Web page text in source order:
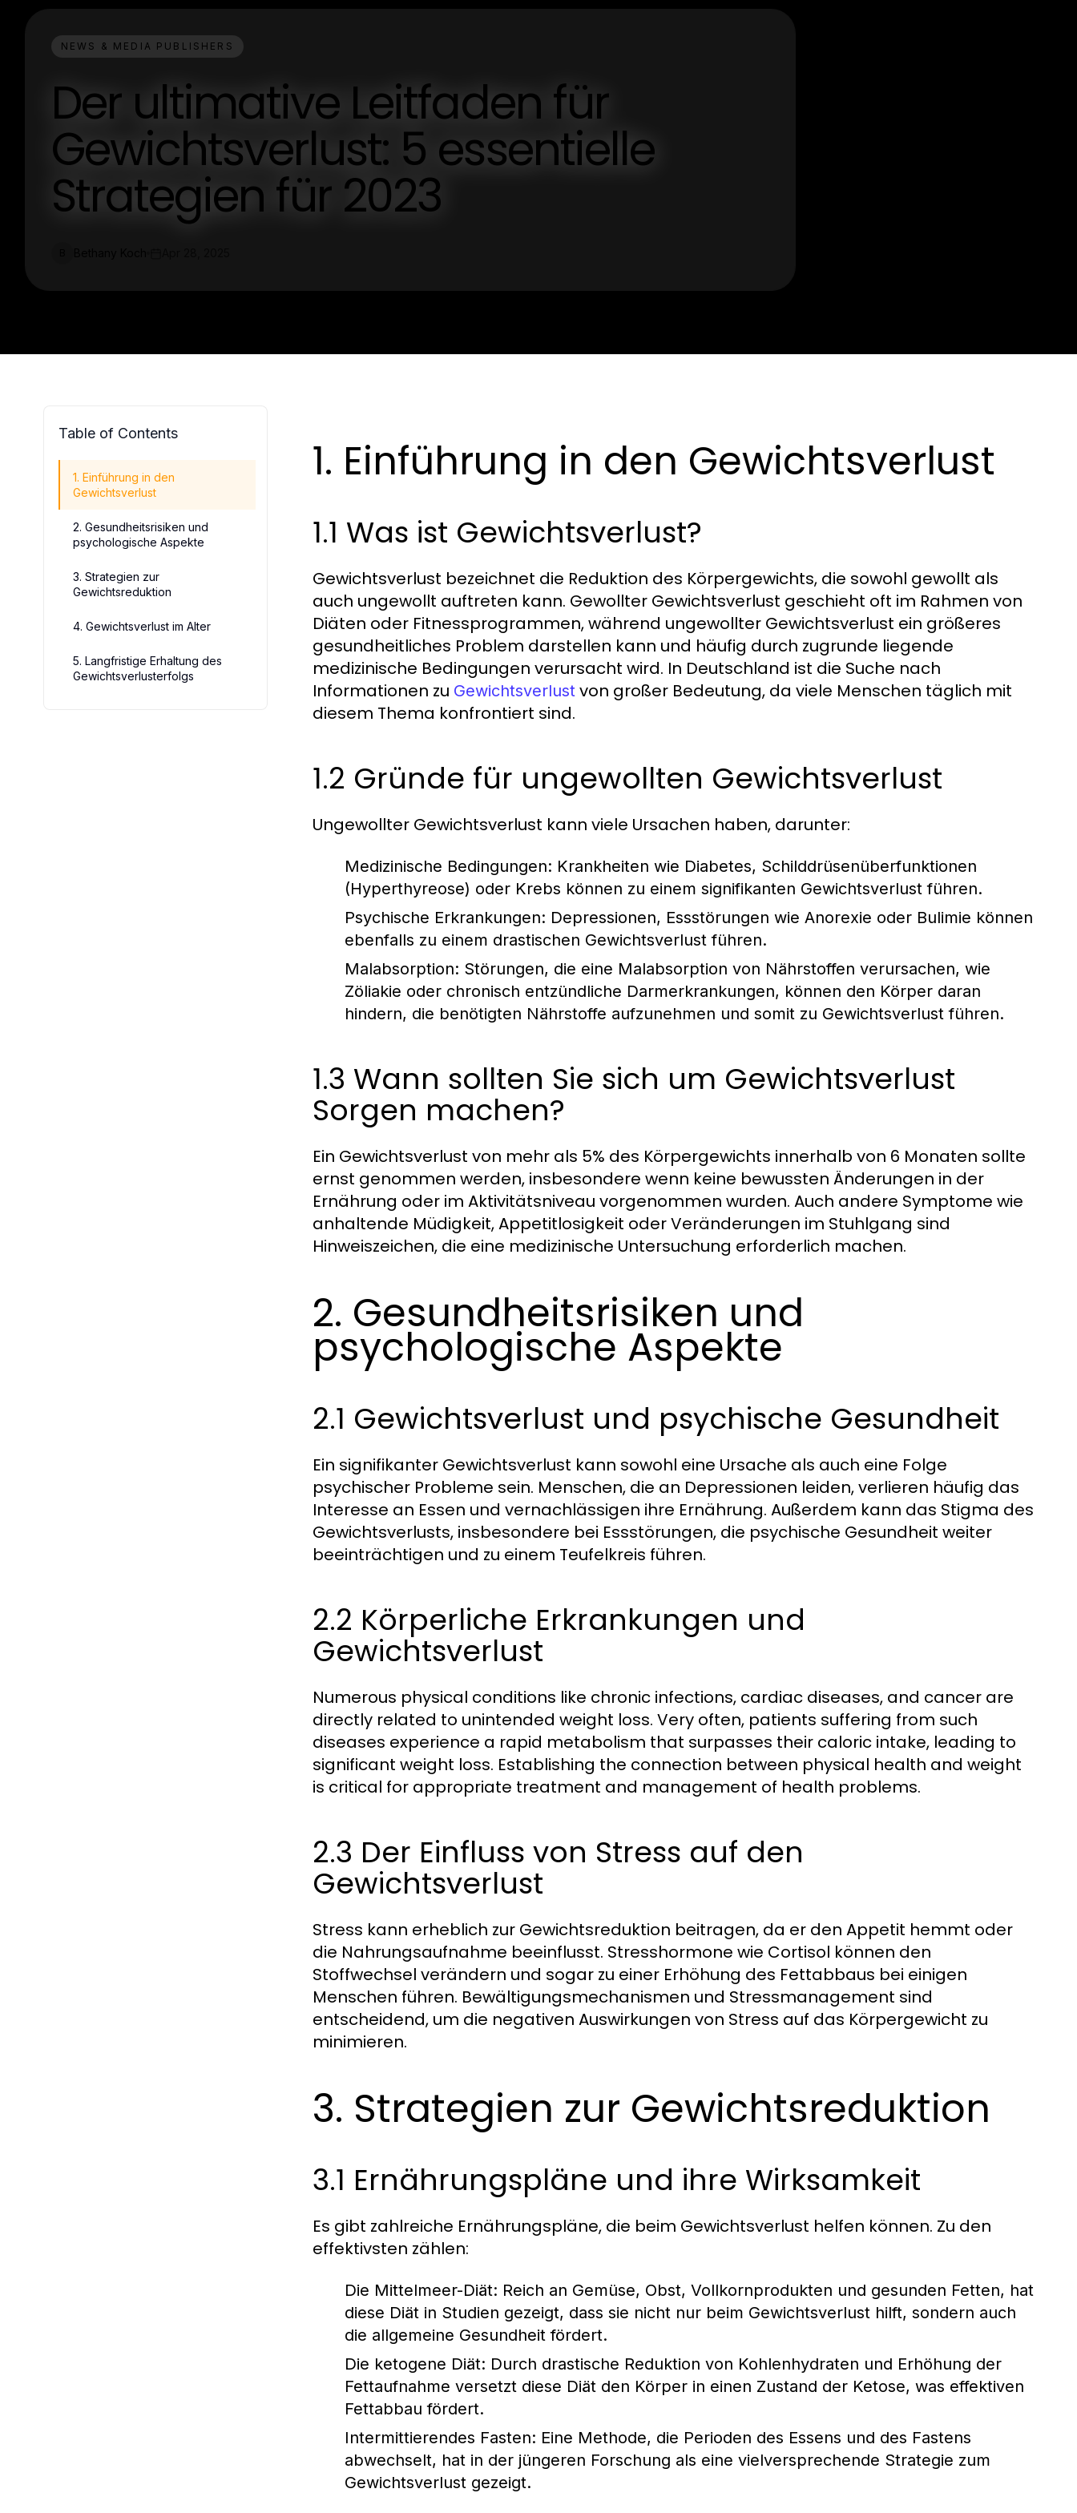
NEWS & MEDIA PUBLISHERS
Der ultimative Leitfaden für
Gewichtsverlust: 5 essentielle
Strategien für 2023
Table of Contents
1. Einführung in den
Gewichtsverlust
2. Gesundheitsrisiken und
psychologische Aspekte
3. Strategien zur
Gewichtsreduktion
4. Gewichtsverlust im Alter
5. Langfristige Erhaltung des
Gewichtsverlusterfolgs
1. Einführung in den Gewichtsverlust
1.1 Was ist Gewichtsverlust?
Gewichtsverlust bezeichnet die Reduktion des Körpergewichts, die sowohl gewollt als
auch ungewollt auftreten kann. Gewollter Gewichtsverlust geschieht oft im Rahmen von
Diäten oder Fitnessprogrammen, während ungewollter Gewichtsverlust ein größeres
gesundheitliches Problem darstellen kann und häufig durch zugrunde liegende
medizinische Bedingungen verursacht wird. In Deutschland ist die Suche nach
Informationen zu Gewichtsverlust von großer Bedeutung, da viele Menschen täglich mit
diesem Thema konfrontiert sind.
1.2 Gründe für ungewollten Gewichtsverlust
Ungewollter Gewichtsverlust kann viele Ursachen haben, darunter:
Medizinische Bedingungen: Krankheiten wie Diabetes, Schilddrüsenüberfunktionen
(Hyperthyreose) oder Krebs können zu einem signifikanten Gewichtsverlust führen.
Psychische Erkrankungen: Depressionen, Essstörungen wie Anorexie oder Bulimie können
ebenfalls zu einem drastischen Gewichtsverlust führen.
Malabsorption: Störungen, die eine Malabsorption von Nährstoffen verursachen, wie
Zöliakie oder chronisch entzündliche Darmerkrankungen, können den Körper daran
hindern, die benötigten Nährstoffe aufzunehmen und somit zu Gewichtsverlust führen.
1.3 Wann sollten Sie sich um Gewichtsverlust
Sorgen machen?
Ein Gewichtsverlust von mehr als 5% des Körpergewichts innerhalb von 6 Monaten sollte
ernst genommen werden, insbesondere wenn keine bewussten Änderungen in der
Ernährung oder im Aktivitätsniveau vorgenommen wurden. Auch andere Symptome wie
anhaltende Müdigkeit, Appetitlosigkeit oder Veränderungen im Stuhlgang sind
Hinweiszeichen, die eine medizinische Untersuchung erforderlich machen.
2. Gesundheitsrisiken und
psychologische Aspekte
2.1 Gewichtsverlust und psychische Gesundheit
Ein signifikanter Gewichtsverlust kann sowohl eine Ursache als auch eine Folge
psychischer Probleme sein. Menschen, die an Depressionen leiden, verlieren häufig das
Interesse an Essen und vernachlässigen ihre Ernährung. Außerdem kann das Stigma des
Gewichtsverlusts, insbesondere bei Essstörungen, die psychische Gesundheit weiter
beeinträchtigen und zu einem Teufelkreis führen.
2.2 Körperliche Erkrankungen und
Gewichtsverlust
Numerous physical conditions like chronic infections, cardiac diseases, and cancer are
directly related to unintended weight loss. Very often, patients suffering from such
diseases experience a rapid metabolism that surpasses their caloric intake, leading to
significant weight loss. Establishing the connection between physical health and weight
is critical for appropriate treatment and management of health problems.
2.3 Der Einfluss von Stress auf den
Gewichtsverlust
Stress kann erheblich zur Gewichtsreduktion beitragen, da er den Appetit hemmt oder
die Nahrungsaufnahme beeinflusst. Stresshormone wie Cortisol können den
Stoffwechsel verändern und sogar zu einer Erhöhung des Fettabbaus bei einigen
Menschen führen. Bewältigungsmechanismen und Stressmanagement sind
entscheidend, um die negativen Auswirkungen von Stress auf das Körpergewicht zu
minimieren.
3. Strategien zur Gewichtsreduktion
3.1 Ernährungspläne und ihre Wirksamkeit
Es gibt zahlreiche Ernährungspläne, die beim Gewichtsverlust helfen können. Zu den
effektivsten zählen:
Die Mittelmeer-Diät: Reich an Gemüse, Obst, Vollkornprodukten und gesunden Fetten, hat
diese Diät in Studien gezeigt, dass sie nicht nur beim Gewichtsverlust hilft, sondern auch
die allgemeine Gesundheit fördert.
Die ketogene Diät: Durch drastische Reduktion von Kohlenhydraten und Erhöhung der
Fettaufnahme versetzt diese Diät den Körper in einen Zustand der Ketose, was effektiven
Fettabbau fördert.
Intermittierendes Fasten: Eine Methode, die Perioden des Essens und des Fastens
abwechselt, hat in der jüngeren Forschung als eine vielversprechende Strategie zum
Gewichtsverlust gezeigt.